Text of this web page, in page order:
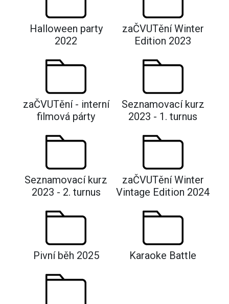
Halloween party
2022
zaČVUTění Winter
Edition 2023
zaČVUTění - interní
filmová párty
Seznamovací kurz
2023 - 1. turnus
Seznamovací kurz
2023 - 2. turnus
zaČVUTění Winter
Vintage Edition 2024
Pivní běh 2025 Karaoke Battle